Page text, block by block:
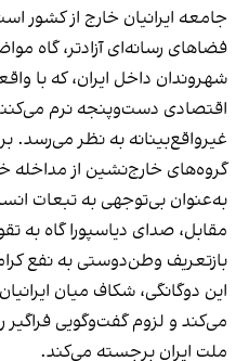
جامعه ایرانیان خارج از کشور
فضاهای رسانه‌ای آزادتر، گاه
شهروندان داخل ایران، که با
اقتصادی دست‌وپنجه نرم
غیرواقع‌بینانه به نظر می‌رسد.
گروه‌های خارج‌نشین از مداخله
به‌عنوان بی‌توجهی به تبعات
مقابل، صدای دیاسپورا گاه به
بازتعریف وطن‌دوستی به نفع
این دوگانگی، شکاف میان
می‌کند و لزوم گفت‌وگویی فراگیر
ملت ایران برجسته می‌کند.